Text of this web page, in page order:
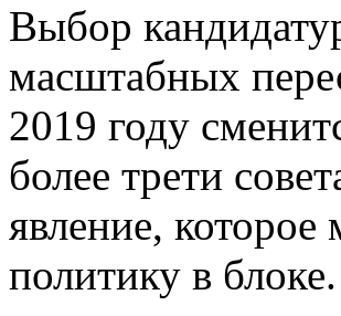
Выбор
масштабных
2019 году
более трети
явление,
политику в блоке.